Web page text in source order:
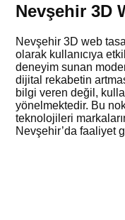
Nevşehir 3D
Nevşehir 3D web
olarak kullanıcıya
deneyim sunan
dijital rekabetin
bilgi veren değil,
yönelmektedir. Bu
teknolojileri
Nevşehir’da faaliyet